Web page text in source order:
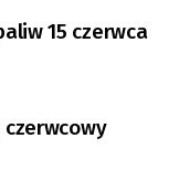
15 czerwca
czerwcowy